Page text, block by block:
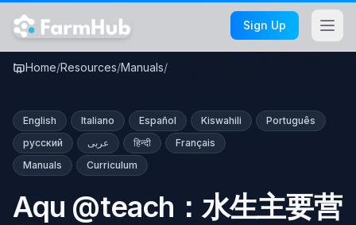
Skip to main content
Sign Up
Home/Resources/Manuals/
English Italiano Español Kiswahili
Português
русский
عربى हिन्दी
Français
Manuals
Curriculum
Aqu @teach：水生主要营